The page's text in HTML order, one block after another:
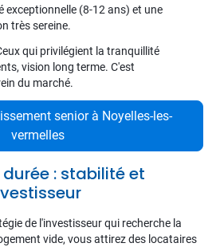
exceptionnelle (8-12 ans) et une
très sereine.
qui privilégient la tranquillité
vision long terme. C'est
du marché.
senior à Noyelles-les-
vermelles
: stabilité et
de l'investisseur qui recherche la
vide, vous attirez des locataires